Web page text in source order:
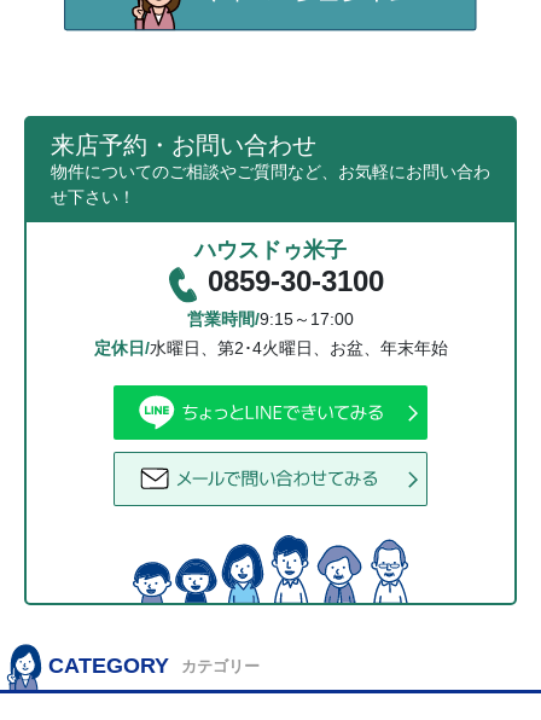
来店予約・お問い合わせ
物件についてのご相談やご質問など、お気軽にお問い合わ
せ下さい！
ハウスドゥ米子
0859-30-3100
営業時間/9:15～17:00
定休日/水曜日、第2･4火曜日、お盆、年末年始
CATEGORY カテゴリー